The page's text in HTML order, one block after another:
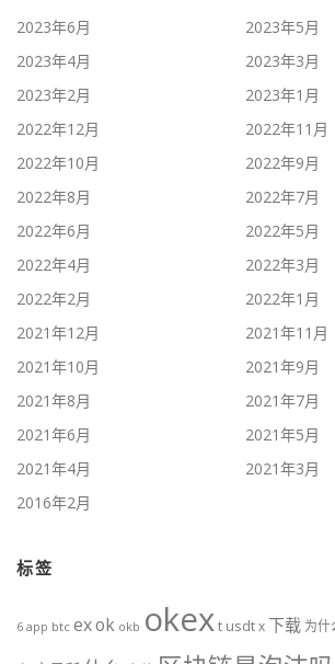
2023年6月
2023年5月
2023年4月
2023年3月
2023年2月
2023年1月
2022年12月
2022年11月
2022年10月
2022年9月
2022年8月
2022年7月
2022年6月
2022年5月
2022年4月
2022年3月
2022年2月
2022年1月
2021年12月
2021年11月
2021年10月
2021年9月
2021年8月
2021年7月
2021年6月
2021年5月
2021年4月
2021年3月
2016年2月
标签
6 app btc exok okb okext usdtx下载 为什